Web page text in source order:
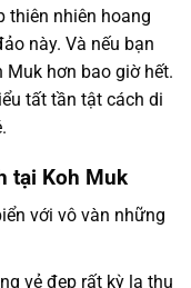
thiên nhiên hoang
này. Và nếu bạn
hơn bao giờ hết.
tất tần tật cách di
tại Koh Muk
với vô vàn những
vẻ đẹp rất kỳ lạ thu